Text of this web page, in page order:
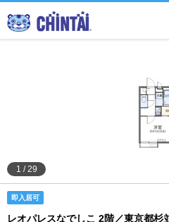
家
通
物
1 /29
即入居可
レオパレスなでしこ 2階／東京都杉